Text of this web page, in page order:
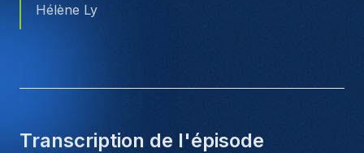
Hélène Ly
Transcription de l'épisode